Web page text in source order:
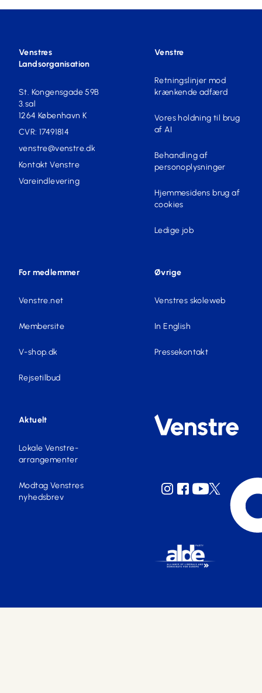
Venstres
Landsorganisation
St. Kongensgade 59B
3.sal
1264 København K
CVR: 17491814
venstre@venstre.dk
Kontakt Venstre
Vareindlevering
Venstre
Retningslinjer mod
krænkende adfærd
Vores holdning til brug
af AI
Behandling af
personoplysninger
Hjemmesidens brug af
cookies
Ledige job
For medlemmer
Venstre.net
Membersite
V-shop.dk
Rejsetilbud
Øvrige
Venstres skoleweb
In English
Pressekontakt
Aktuelt
Lokale Venstre-
arrangementer
Modtag Venstres
nyhedsbrev